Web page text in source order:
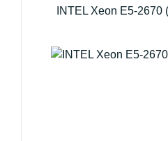
INTEL Xeon E5-2670